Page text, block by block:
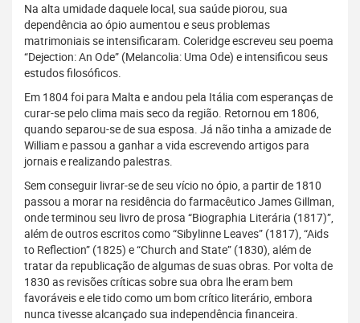
Na alta umidade daquele local, sua saúde piorou, sua
dependência ao ópio aumentou e seus problemas
matrimoniais se intensificaram. Coleridge escreveu seu poema
“Dejection: An Ode” (Melancolia: Uma Ode) e intensificou seus
estudos filosóficos.
Em 1804 foi para Malta e andou pela Itália com esperanças de
curar-se pelo clima mais seco da região. Retornou em 1806,
quando separou-se de sua esposa. Já não tinha a amizade de
William e passou a ganhar a vida escrevendo artigos para
jornais e realizando palestras.
Sem conseguir livrar-se de seu vício no ópio, a partir de 1810
passou a morar na residência do farmacêutico James Gillman,
onde terminou seu livro de prosa “Biographia Literária (1817)”,
além de outros escritos como “Sibylinne Leaves” (1817), “Aids
to Reflection” (1825) e “Church and State” (1830), além de
tratar da republicação de algumas de suas obras. Por volta de
1830 as revisões críticas sobre sua obra lhe eram bem
favoráveis e ele tido como um bom crítico literário, embora
nunca tivesse alcançado sua independência financeira.